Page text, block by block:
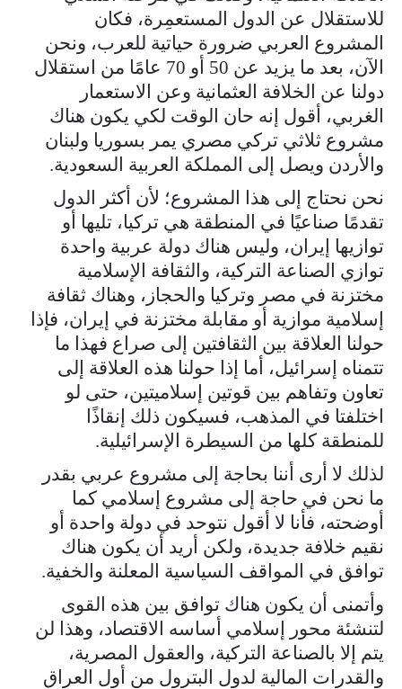
للاستقلال عن الدول المستعمِرة، فكان
المشروع العربي ضرورة حياتية للعرب، ونحن
الآن، بعد ما يزيد عن 50 أو 70 عامًا من استقلال
دولنا عن الخلافة العثمانية وعن الاستعمار
الغربي، أقول إنه حان الوقت لكي يكون هناك
مشروع ثلاثي تركي مصري يمر بسوريا ولبنان
والأردن ويصل إلى المملكة العربية السعودية.
نحن نحتاج إلى هذا المشروع؛ لأن أكثر الدول
تقدمًا صناعيًا في المنطقة هي تركيا، تليها أو
توازيها إيران، وليس هناك دولة عربية واحدة
توازي الصناعة التركية، والثقافة الإسلامية
مختزنة في مصر وتركيا والحجاز، وهناك ثقافة
إسلامية موازية أو مقابلة مختزنة في إيران، فإذا
حولنا العلاقة بين الثقافتين إلى صراع فهذا ما
تتمناه إسرائيل، أما إذا حولنا هذه العلاقة إلى
تعاون وتفاهم بين قوتين إسلاميتين، حتى لو
اختلفتا في المذهب، فسيكون ذلك إنقاذًا
للمنطقة كلها من السيطرة الإسرائيلية.
لذلك لا أرى أننا بحاجة إلى مشروع عربي بقدر
ما نحن في حاجة إلى مشروع إسلامي كما
أوضحته، فأنا لا أقول نتوحد في دولة واحدة أو
نقيم خلافة جديدة، ولكن أريد أن يكون هناك
توافق في المواقف السياسية المعلنة والخفية.
وأتمنى أن يكون هناك توافق بين هذه القوى
لتنشئة محور إسلامي أساسه الاقتصاد، وهذا لن
يتم إلا بالصناعة التركية، والعقول المصرية،
والقدرات المالية لدول البترول من أول العراق